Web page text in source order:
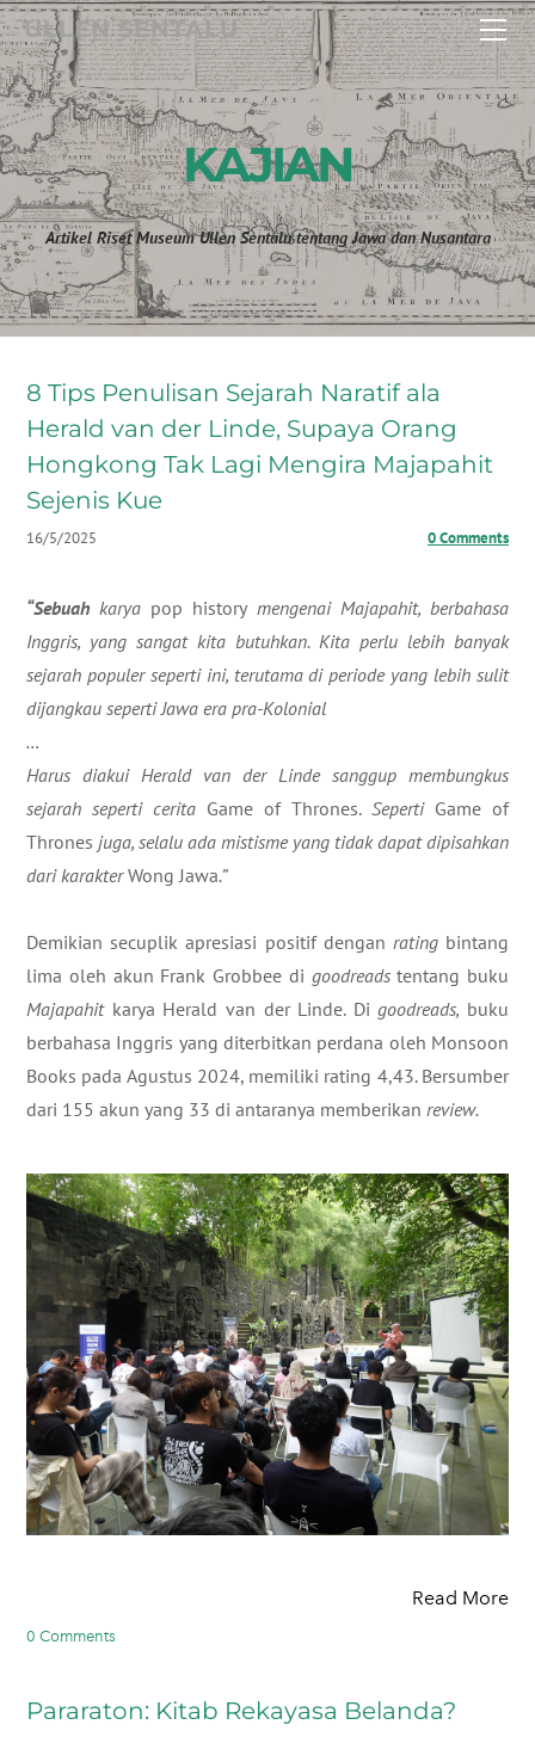
ULLEN SENTALU
KAJIAN
Artikel Riset Museum Ullen Sentalu tentang Jawa dan Nusantara
8 Tips Penulisan Sejarah Naratif ala
Herald van der Linde, Supaya Orang
Hongkong Tak Lagi Mengira Majapahit
Sejenis Kue
16/5/2025 0 Comments
“Sebuah karya pop history mengenai Majapahit, berbahasa
Inggris, yang sangat kita butuhkan. Kita perlu lebih banyak
sejarah populer seperti ini, terutama di periode yang lebih sulit
dijangkau seperti Jawa era pra-Kolonial
…
Harus diakui Herald van der Linde sanggup membungkus
sejarah seperti cerita Game of Thrones. SepertiGame of
Thrones juga, selalu ada mistisme yang tidak dapat dipisahkan
dari karakterWong Jawa.”
Demikian secuplik apresiasi positif dengan ratingbintang
lima oleh akun Frank Grobbee di goodreadstentang buku
Majapahit karya Herald van der Linde. Digoodreads, buku
berbahasa Inggris yang diterbitkan perdana oleh Monsoon
Books pada Agustus 2024, memiliki rating 4,43. Bersumber
dari 155 akun yang 33 di antaranya memberikan review.
Read More
0 Comments
Pararaton: Kitab Rekayasa Belanda?
HOME
BERKUNJUNG
MUSEUM
ACARA
WAYANG WORLD 2025
INTERNATIONAL MUSEUM FORUM 2025
World Dance Day 2026 - R.M. Jodjana
KAJIAN
KONTAK